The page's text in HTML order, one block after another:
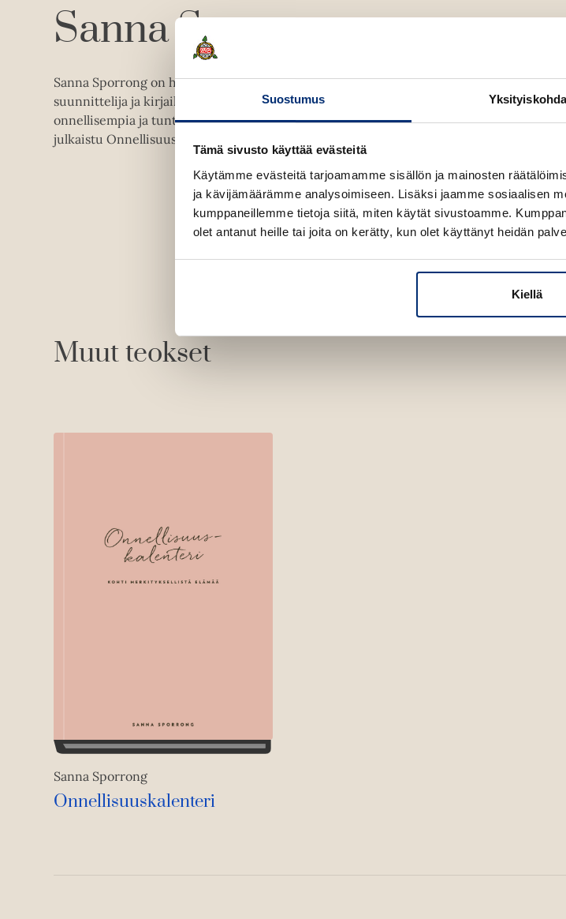
Suostumus
Tämä sivusto käyttää evästeitä
Käytämme evästeitä tarjoamamme sisällön ja mainosten
ja kävijämäärämme analysoimiseen. Lisäksi jaamme sosiaalisen
kumppaneillemme tietoja siitä, miten käytät sivustoamme.
olet antanut heille tai joita on kerätty, kun olet käyttänyt heidän
Kiellä
Sanna Sporrong
Sanna Sporrong on hyvinvoinnista kiinnostunut ruotsalainen graafinen
suunnittelija ja kirjailija. Hänen intohimonsa on auttaa ihmisiä olemaan
onnellisempia ja tuntemaan itsensä paremmin. Häneltä on aiemmin
julkaistu Onnellisuuskalenteri. www.sporrongform.se
Muut teokset
Sanna Sporrong
Onnellisuuskalenteri